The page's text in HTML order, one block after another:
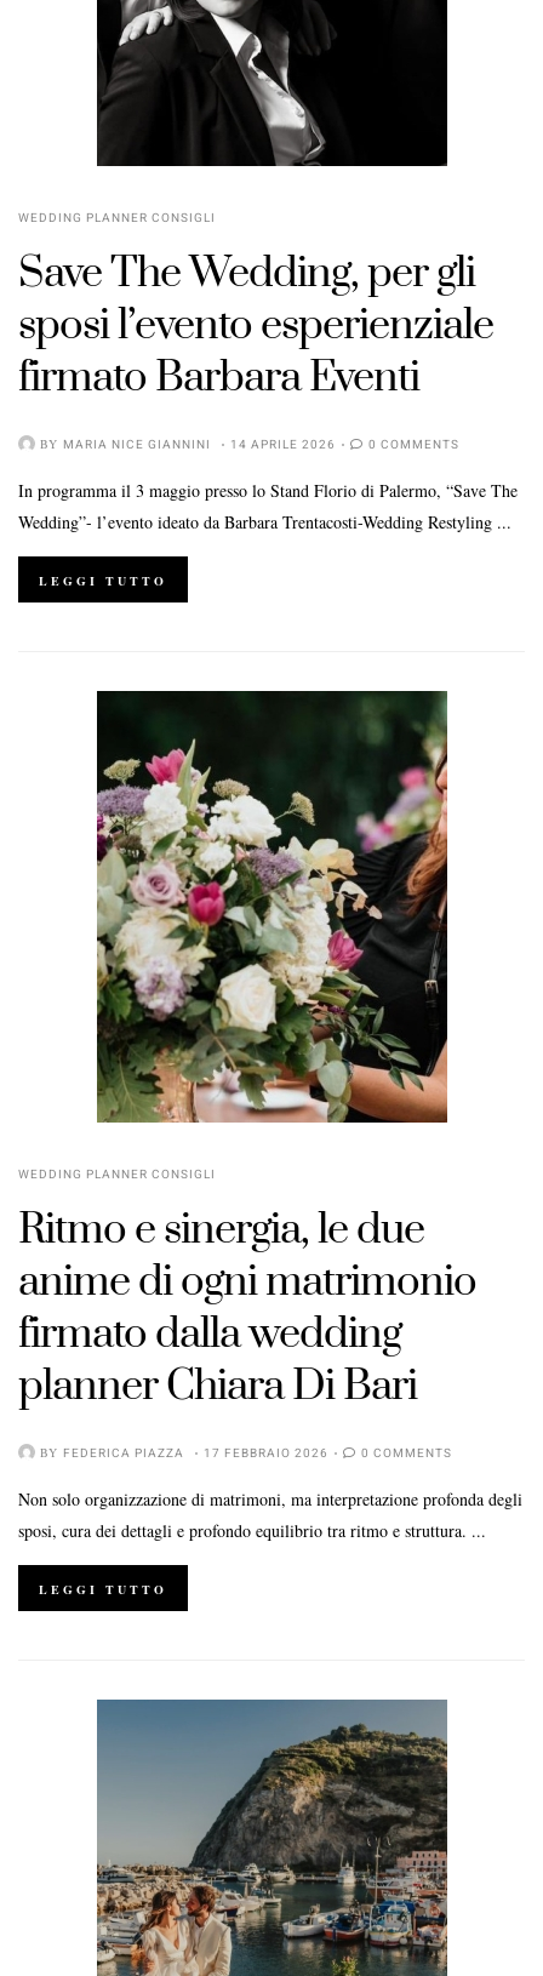
WEDDING PLANNER CONSIGLI
Save The Wedding, per gli
sposi l’evento esperienziale
firmato Barbara Eventi
BY MARIA NICE GIANNINI 14 APRILE 2026 0 COMMENTS
In programma il 3 maggio presso lo Stand Florio di Palermo, “Save The
Wedding”- l’evento ideato da Barbara Trentacosti-Wedding Restyling ...
LEGGI TUTTO
WEDDING PLANNER CONSIGLI
Ritmo e sinergia, le due
anime di ogni matrimonio
firmato dalla wedding
planner Chiara Di Bari
BY FEDERICA PIAZZA 17 FEBBRAIO 2026 0 COMMENTS
Non solo organizzazione di matrimoni, ma interpretazione profonda degli
sposi, cura dei dettagli e profondo equilibrio tra ritmo e struttura. ...
LEGGI TUTTO